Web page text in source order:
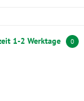
1-2 Werktage 0